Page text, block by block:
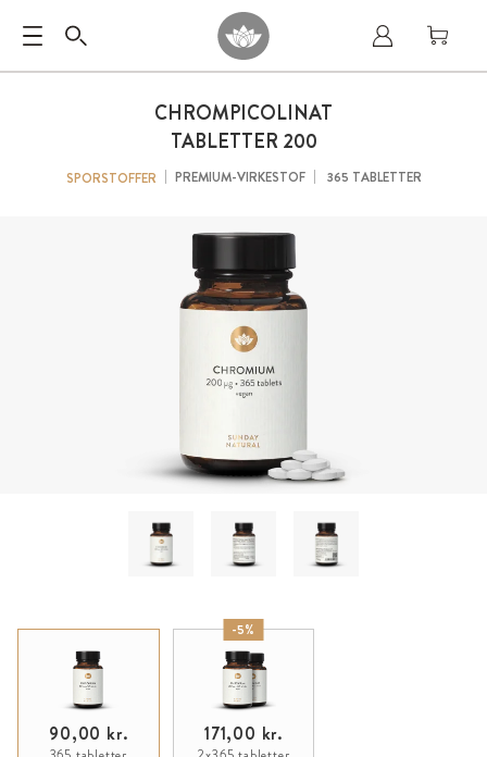
CHROMPICOLINAT
TABLETTER 200
SPORSTOFFER PREMIUM-VIRKESTOF 365 TABLETTER
90,00 kr.
-5%
171,00 kr.